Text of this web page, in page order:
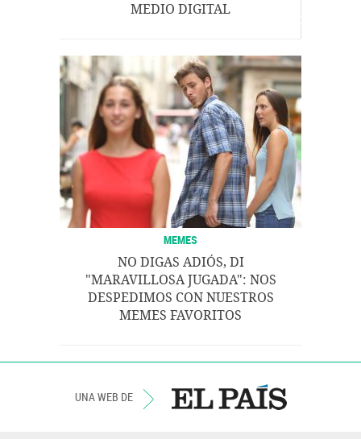
MEDIO DIGITAL
MEMES
NO DIGAS ADIÓS, DI
"MARAVILLOSA JUGADA": NOS
DESPEDIMOS CON NUESTROS
MEMES FAVORITOS
UNA WEB DE